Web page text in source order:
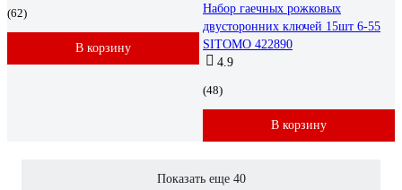
(62)
В корзину
Набор гаечных рожковых
двусторонних ключей 15шт 6-55
SITOMO 422890
4.9
(48)
В корзину
Показать еще 40